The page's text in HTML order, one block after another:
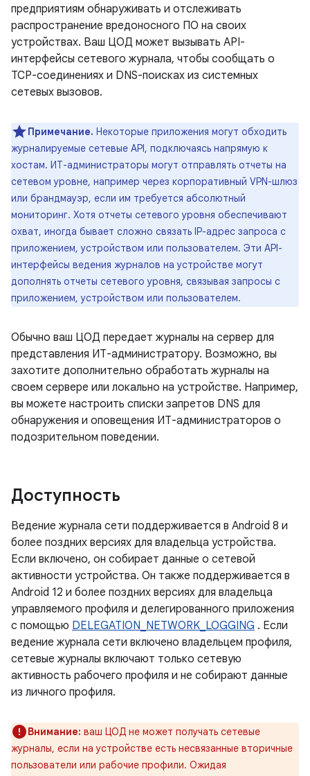
предприятиям обнаруживать и отслеживать
распространение вредоносного ПО на своих
устройствах. Ваш ЦОД может вызывать API-
интерфейсы сетевого журнала, чтобы сообщать о
TCP-соединениях и DNS-поисках из системных
сетевых вызовов.
Примечание. Некоторые приложения могут обходить
журналируемые сетевые API, подключаясь напрямую к
хостам. ИТ-администраторы могут отправлять отчеты на
сетевом уровне, например через корпоративный VPN-шлюз
или брандмауэр, если им требуется абсолютный
мониторинг. Хотя отчеты сетевого уровня обеспечивают
охват, иногда бывает сложно связать IP-адрес запроса с
приложением, устройством или пользователем. Эти API-
интерфейсы ведения журналов на устройстве могут
дополнять отчеты сетевого уровня, связывая запросы с
приложением, устройством или пользователем.
Обычно ваш ЦОД передает журналы на сервер для
представления ИТ-администратору. Возможно, вы
захотите дополнительно обработать журналы на
своем сервере или локально на устройстве. Например,
вы можете настроить списки запретов DNS для
обнаружения и оповещения ИТ-администраторов о
подозрительном поведении.
Доступность
Ведение журнала сети поддерживается в Android 8 и
более поздних версиях для владельца устройства.
Если включено, он собирает данные о сетевой
активности устройства. Он также поддерживается в
Android 12 и более поздних версиях для владельца
управляемого профиля и делегированного приложения
с помощью DELEGATION_NETWORK_LOGGING . Если
ведение журнала сети включено владельцем профиля,
сетевые журналы включают только сетевую
активность рабочего профиля и не собирают данные
из личного профиля.
Внимание: ваш ЦОД не может получать сетевые
журналы, если на устройстве есть несвязанные вторичные
пользователи или рабочие профили. Ожидая